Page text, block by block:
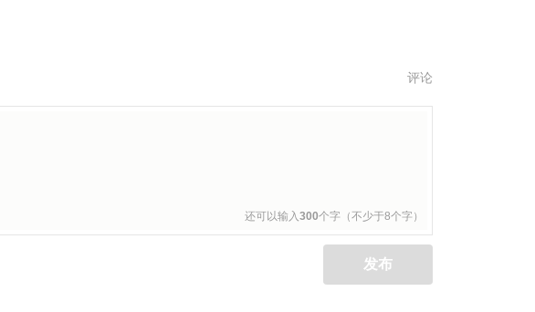
评论
还可以输入300个字（不少于8个字）
发布